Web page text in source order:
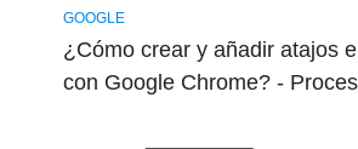
GOOGLE
¿Cómo crear y añadir atajos
con Google Chrome? -